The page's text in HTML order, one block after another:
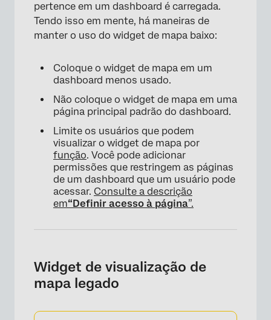
pertence em um dashboard é carregada.
Tendo isso em mente, há maneiras de
manter o uso do widget de mapa baixo:
Coloque o widget de mapa em um
dashboard menos usado.
Não coloque o widget de mapa em uma
página principal padrão do dashboard.
Limite os usuários que podem
visualizar o widget de mapa por
função. Você pode adicionar
permissões que restringem as páginas
de um dashboard que um usuário pode
acessar. Consulte a descrição
em“Definir acesso à página”.
Widget de visualização de
mapa legado